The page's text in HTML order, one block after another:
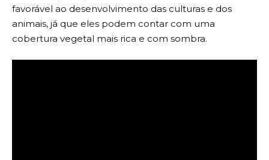
favorável ao desenvolvimento das culturas e dos
animais, já que eles podem contar com uma
cobertura vegetal mais rica e com sombra.